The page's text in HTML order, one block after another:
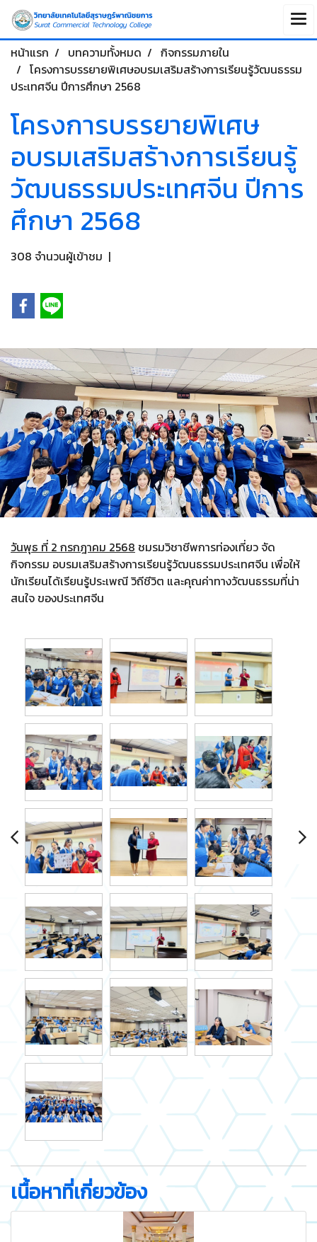
หน้าแรก บทความทั้งหมด
กิจกรรมภายใน
โครงการบรรยายพิเศษอบรมเสริมสร้างการเรียนรู้วัฒนธรรม
ประเทศจีน ปีการศึกษา 2568
โครงการบรรยายพิเศษ
อบรมเสริมสร้างการเรียนรู้
วัฒนธรรมประเทศจีน ปีการ
ศึกษา 2568
308 จำนวนผู้เข้าชม |
วันพุธ ที่ 2 กรกฎาคม 2568 ชมรมวิชาชีพการท่องเที่ยว จัด
กิจกรรม อบรมเสริมสร้างการเรียนรู้วัฒนธรรมประเทศจีน เพื่อให้
นักเรียนได้เรียนรู้ประเพณี วิถีชีวิต และคุณค่าทางวัฒนธรรมที่น่า
สนใจ ของประเทศจีน
เนื้อหาที่เกี่ยวข้อง